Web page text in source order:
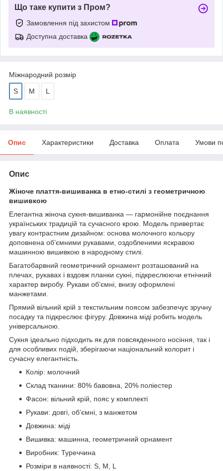
Що таке купити з Пром?
Замовлення під захистом
Доступна доставка
Міжнародний розмір
S M L
В наявності
Опис Характеристики Доставка Оплата Умови
Опис
Жіноче плаття-вишиванка в етно-стилі з геометричною
вишивкою
Елегантна жіноча сукня-вишиванка — гармонійне поєднання
українських традицій та сучасного крою. Модель привертає
увагу контрастним дизайном: основа молочного кольору
доповнена об’ємними рукавами, оздобленими яскравою
машинною вишивкою в народному стилі.
Багатобарвний геометричний орнамент розташований на
плечах, рукавах і вздовж планки сукні, підкреслюючи етнічний
характер виробу. Рукави об’ємні, внизу оформлені
манжетами.
Прямий вільний крій з текстильним поясом забезпечує зручну
посадку та підкреслює фігуру. Довжина міді робить модель
універсальною.
Сукня ідеально підходить як для повсякденного носіння, так і
для особливих подій, зберігаючи національний колорит і
сучасну елегантність.
Колір: молочний
Склад тканини: 80% бавовна, 20% поліестер
Фасон: вільний крій, пояс у комплекті
Рукави: довгі, об’ємні, з манжетом
Довжина: міді
Вишивка: машинна, геометричний орнамент
Виробник: Туреччина
Розміри в наявності: S, M, L